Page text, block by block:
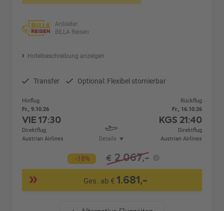
Anbieter:
BILLA Reisen
Hotelbeschreibung anzeigen
Transfer Optional: Flexibel stornierbar
Hinflug
Fr., 9.10.26
VIE17:30
Direktflug
Austrian Airlines
Details
Rückflug
Fr., 16.10.26
KGS 21:40
Direktflug
Austrian Airlines
-18% € 2.067,-
Ges. ab €1.681,-